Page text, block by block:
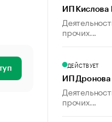
ИП Кислова
прочих...
ДЕЙСТВУЕТ
ИП Дронова
прочих...